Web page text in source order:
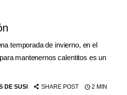
temporada de invierno, en el
mantenernos calentitos es un
DE SUSI SHARE POST 2 MIN